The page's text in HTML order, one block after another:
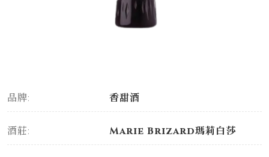
品牌: 香甜酒
酒莊: Marie Brizard瑪莉白莎